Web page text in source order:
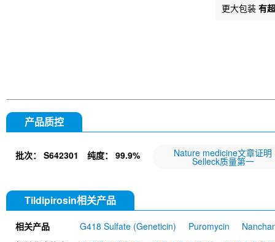
更大包装 有
产品质控
批次： S642301 纯度： 99.9% Nature medicine文章证明
Selleck质量第一
Tildipirosin相关产品
相关产品 G418 Sulfate (Geneticin) Puromycin